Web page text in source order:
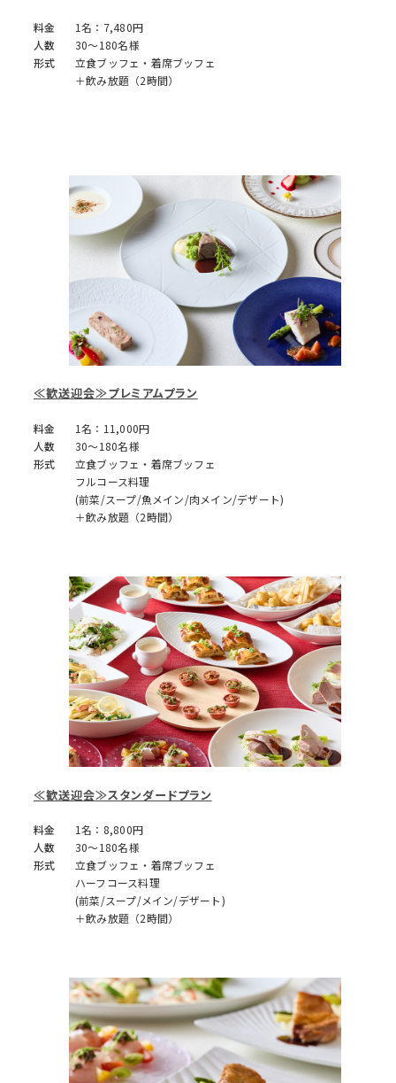
料金
1名：7,480円
人数
30～180名様
形式
立食ブッフェ・着席ブッフェ
＋飲み放題（2時間）
≪歓送迎会≫プレミアムプラン
料金
1名：11,000円
人数
30～180名様
形式
立食ブッフェ・着席ブッフェ
フルコース料理
(前菜/スープ/魚メイン/肉メイン/デザート)
＋飲み放題（2時間）
≪歓送迎会≫スタンダードプラン
料金
1名：8,800円
人数
30～180名様
形式
立食ブッフェ・着席ブッフェ
ハーフコース料理
(前菜/スープ/メイン/デザート)
＋飲み放題（2時間）